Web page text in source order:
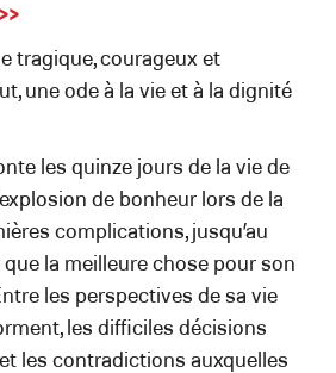
tragique, courageux et
une ode à la vie et à la dignité
les quinze jours de la vie de
de bonheur lors de la
complications, jusqu’au
la meilleure chose pour son
les perspectives de sa vie
les difficiles décisions
les contradictions auxquelles